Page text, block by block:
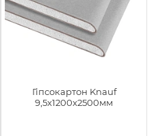
Гіпсокартон Knauf
9,5x1200x2500мм